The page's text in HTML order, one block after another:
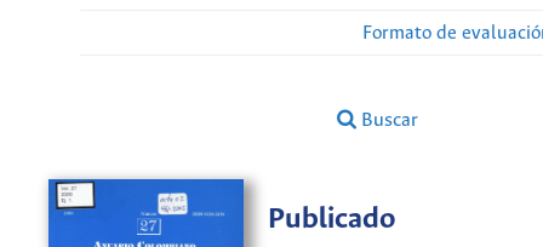
Formato de
Buscar
Publicado